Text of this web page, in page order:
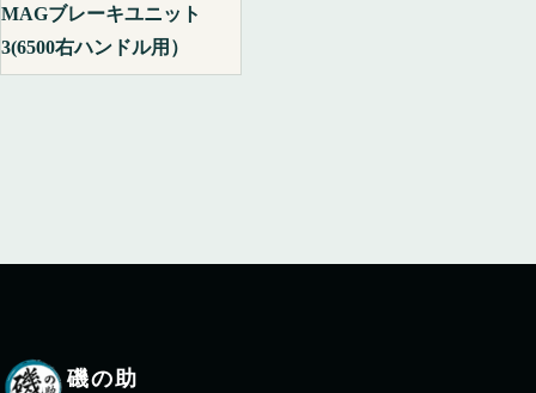
MAGブレーキユニット
3(6500右ハンドル用）
磯の助